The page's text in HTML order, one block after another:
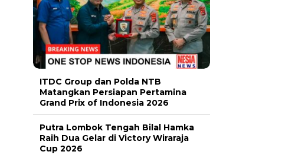
ITDC Group dan Polda NTB
Matangkan Persiapan Pertamina
Grand Prix of Indonesia 2026
Putra Lombok Tengah Bilal Hamka
Raih Dua Gelar di Victory Wiraraja
Cup 2026